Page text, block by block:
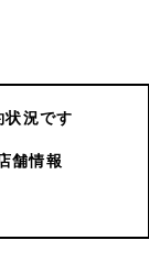
状況です
舗情報